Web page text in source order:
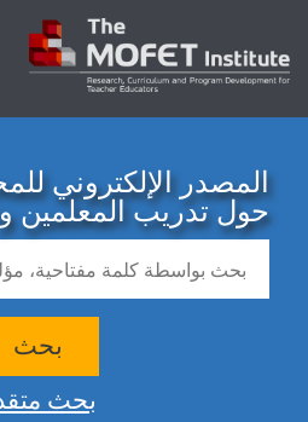
المصدر الإلكتروني
حول تدريب المعلمين
بحث
بحث